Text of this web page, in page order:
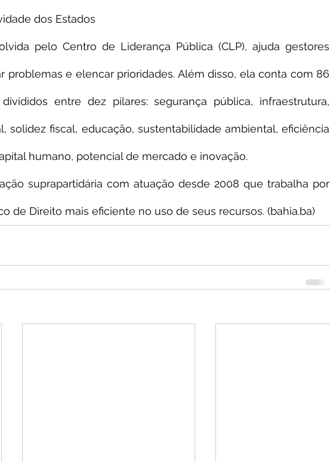
dos Estados
pelo Centro de Liderança Pública (CLP), ajuda gestores
problemas e elencar prioridades. Além disso, ela conta com 86
entre dez pilares: segurança pública, infraestrutura,
solidez fiscal, educação, sustentabilidade ambiental, eficiência
humano, potencial de mercado e inovação.
suprapartidária com atuação desde 2008 que trabalha por
de Direito mais eficiente no uso de seus recursos. (bahia.ba)